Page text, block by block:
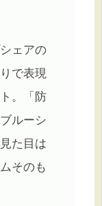
ェアの
で表現
。「防
ルーシ
た目は
そのも